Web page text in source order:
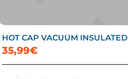
HOT CAP VACUUM INSULATED
35,99€